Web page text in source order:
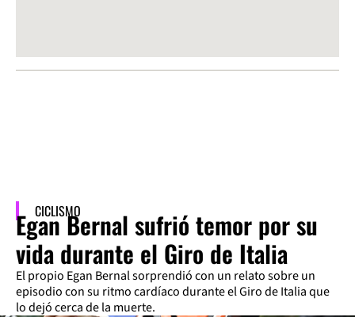
CICLISMO
Egan Bernal sufrió temor por su
vida durante el Giro de Italia
El propio Egan Bernal sorprendió con un relato sobre un
episodio con su ritmo cardíaco durante el Giro de Italia que
lo dejó cerca de la muerte.